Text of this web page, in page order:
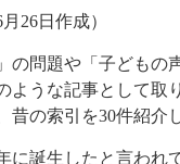
月 26日作成）
問題や「子どもの
ような記事として取
昔の索引を30件紹介
に誕生したと言われ